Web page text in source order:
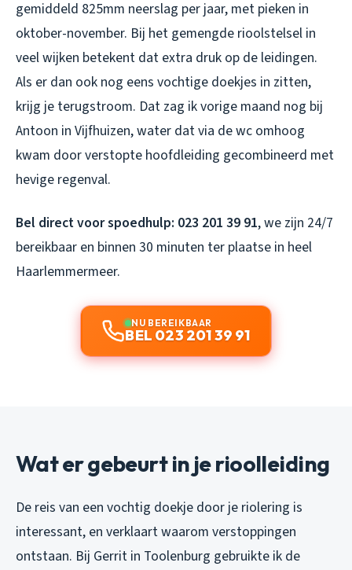
gemiddeld 825mm neerslag per jaar, met pieken in
oktober-november. Bij het gemengde rioolstelsel in
veel wijken betekent dat extra druk op de leidingen.
Als er dan ook nog eens vochtige doekjes in zitten,
krijg je terugstroom. Dat zag ik vorige maand nog bij
Antoon in Vijfhuizen, water dat via de wc omhoog
kwam door verstopte hoofdleiding gecombineerd met
hevige regenval.
Bel direct voor spoedhulp: 023 201 39 91, we zijn 24/7
bereikbaar en binnen 30 minuten ter plaatse in heel
Haarlemmermeer.
NU BEREIKBAAR
BEL 023 201 39 91
Wat er gebeurt in je rioolleiding
De reis van een vochtig doekje door je riolering is
interessant, en verklaart waarom verstoppingen
ontstaan. Bij Gerrit in Toolenburg gebruikte ik de